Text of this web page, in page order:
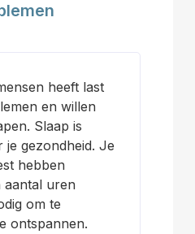
heeft last
en willen
Slaap is
je gezondheid. Je
hebben
aantal uren
om te
ontspannen.